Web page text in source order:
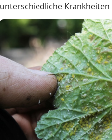
unterschiedliche